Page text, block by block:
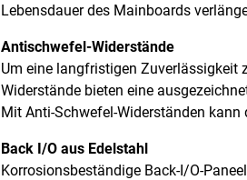
Lebensdauer des Mainboards
Antischwefel-Widerstände
Um eine langfristigen Zuverlässigkeit
Widerstände bieten eine
Mit Anti-Schwefel-Widerständen
Back I/O aus Edelstahl
Korrosionsbeständige Back-I/O-